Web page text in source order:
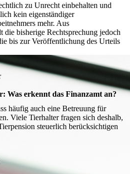
zu Unrecht einbehalten und
kein eigenständiger
mehr. Aus
die bisherige Rechtsprechung jedoch
bis zur Veröffentlichung des Urteils
Was erkennt das Finanzamt an?
häufig auch eine Betreuung für
Viele Tierhalter fragen sich deshalb,
steuerlich berücksichtigen